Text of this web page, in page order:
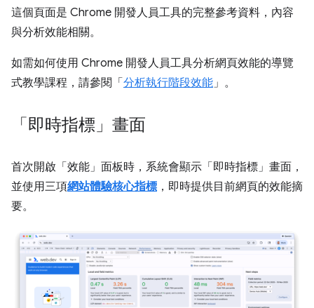
這個頁面是 Chrome 開發人員工具的完整參考資料，內容
與分析效能相關。
如需如何使用 Chrome 開發人員工具分析網頁效能的導覽
式教學課程，請參閱「 分析執行階段效能」。
「即時指標」畫面
首次開啟「效能」 面板時，系統會顯示「即時指標」畫面，
並使用三項網站體驗核心指標 ，即時提供目前網頁的效能摘
要。